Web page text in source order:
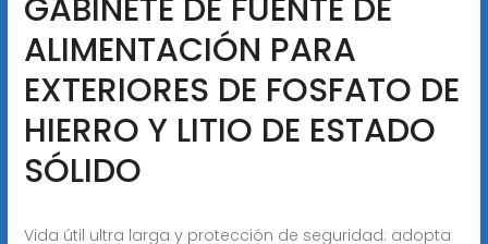
GABINETE DE FUENTE DE
ALIMENTACIÓN PARA
EXTERIORES DE FOSFATO DE
HIERRO Y LITIO DE ESTADO
SÓLIDO
Vida útil ultra larga y protección de seguridad: adopta